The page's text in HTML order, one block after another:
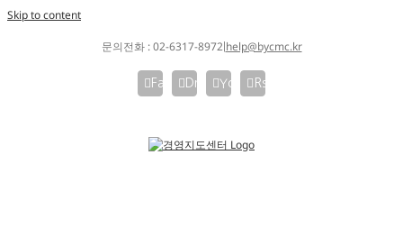
Skip to content
문의전화 : 02-6317-8972 help@bycmc.kr
FacebookDropboxYouTube
Rss